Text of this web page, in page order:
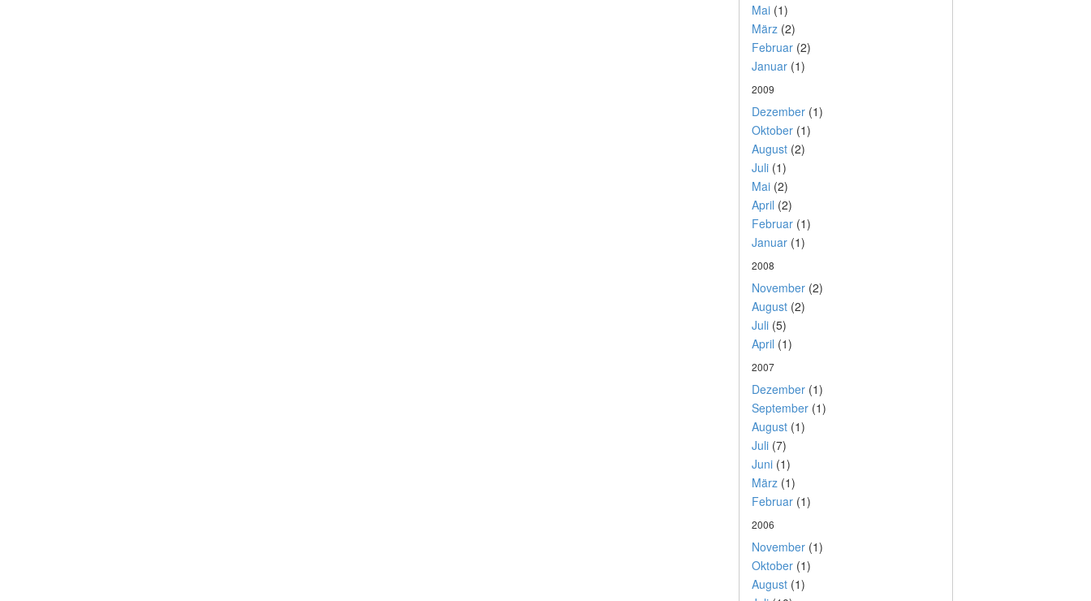
Mai(1)
März(2)
Februar(2)
Januar(1)
2009
Dezember(1)
Oktober(1)
August(2)
Juli(1)
Mai(2)
April (2)
Februar(1)
Januar(1)
2008
November(2)
August(2)
Juli(5)
April (1)
2007
Dezember(1)
September(1)
August(1)
Juli(7)
Juni(1)
März(1)
Februar(1)
2006
November(1)
Oktober(1)
August(1)